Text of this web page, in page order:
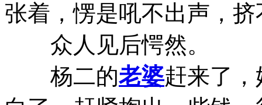
张着，愣是吼不出声，
众人见后愕然。
杨二的老婆赶来了